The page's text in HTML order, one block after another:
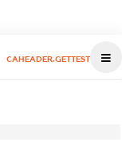
CAHEADER.GETTEST